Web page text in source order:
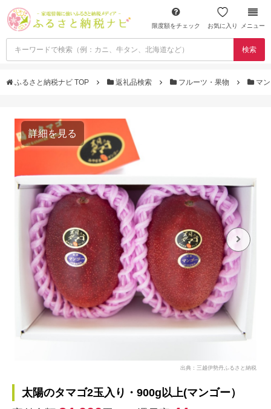
限度額をチェック お気に入り メニュー
検索
ふるさと納税ナビ TOP 返礼品検索 フルーツ・果物 マ
詳細を見る
出典：三越伊勢丹ふるさと納税
太陽のタマゴ2玉入り・900g以上(マンゴー）